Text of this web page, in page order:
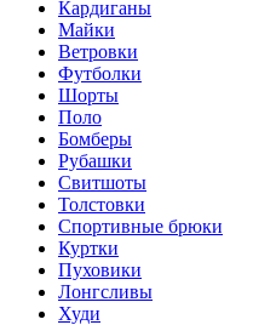
Кардиганы
Майки
Ветровки
Футболки
Шорты
Поло
Бомберы
Рубашки
Свитшоты
Толстовки
Спортивные брюки
Куртки
Пуховики
Лонгсливы
Худи